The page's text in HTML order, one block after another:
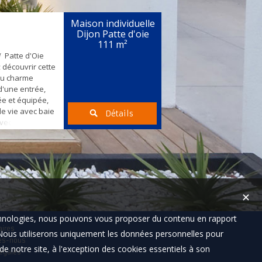
avez un
familiale
Patte d'Oie
découvrir cette
charme
entrée,
et équipée,
vie avec baie
accès sur
dont 2 avec
mezzanine
d'eau et un
complète
Maison individuelle
Dijon Patte d'oie
111 m²
Détails
nous
✕
nous pouvons vous proposer du contenu en rapport
utiliserons uniquement les données personnelles pour
notre site, à l'exception des cookies essentiels à son